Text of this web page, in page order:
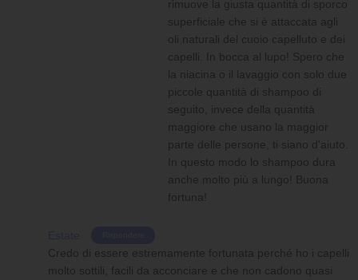
rimuove la giusta quantità di sporco
superficiale che si è attaccata agli
oli naturali del cuoio capelluto e dei
capelli. In bocca al lupo! Spero che
la niacina o il lavaggio con solo due
piccole quantità di shampoo di
seguito, invece della quantità
maggiore che usano la maggior
parte delle persone, ti siano d'aiuto.
In questo modo lo shampoo dura
anche molto più a lungo! Buona
fortuna!
Credo di essere estremamente fortunata perché ho i capelli
molto sottili, facili da acconciare e che non cadono quasi